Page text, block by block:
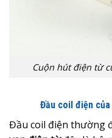
Cuộn hút điện từ
Đầu coil điện của
Đầu coil điện thường